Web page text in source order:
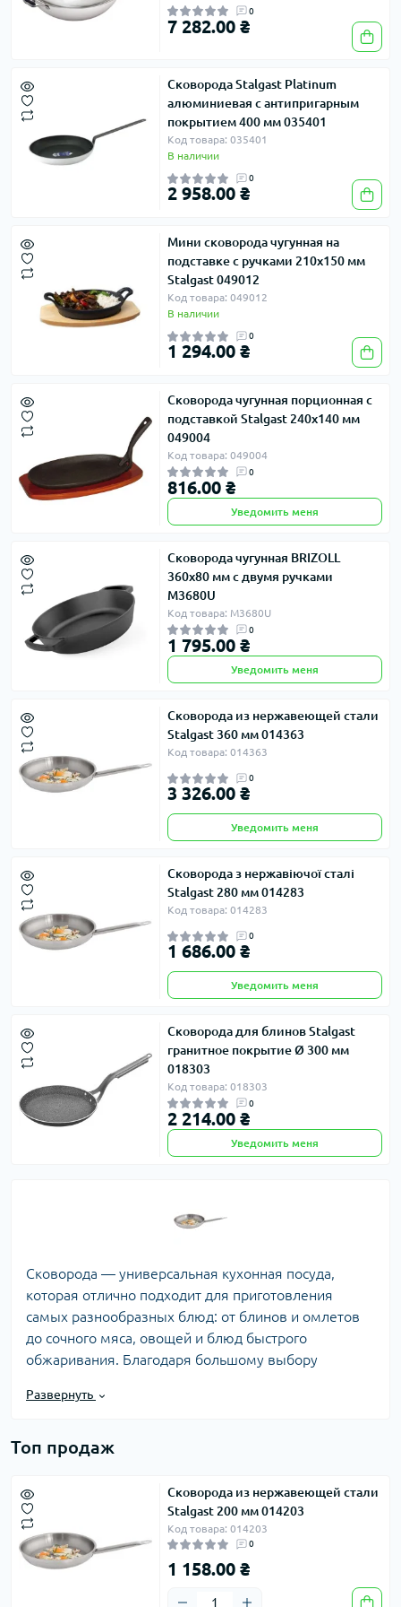
0
7 282.00 ₴
Сковорода Stalgast Platinum
алюминиевая с антипригарным
покрытием 400 мм 035401
Код товара: 035401
В наличии
0
2 958.00 ₴
Мини сковорода чугунная на
подставке с ручками 210х150 мм
Stalgast 049012
Код товара: 049012
В наличии
0
1 294.00 ₴
Сковорода чугунная порционная с
подставкой Stalgast 240x140 мм
049004
Код товара: 049004
0
816.00 ₴
Уведомить меня
Сковорода чугунная BRIZOLL
360х80 мм с двумя ручками
M3680U
Код товара: M3680U
0
1 795.00 ₴
Уведомить меня
Сковорода из нержавеющей стали
Stalgast 360 мм 014363
Код товара: 014363
0
3 326.00 ₴
Уведомить меня
Сковорода з нержавіючої сталі
Stalgast 280 мм 014283
Код товара: 014283
0
1 686.00 ₴
Уведомить меня
Сковорода для блинов Stalgast
гранитное покрытие Ø 300 мм
018303
Код товара: 018303
0
2 214.00 ₴
Уведомить меня
Сковорода — универсальная кухонная посуда,
которая отлично подходит для приготовления
самых разнообразных блюд: от блинов и омлетов
до сочного мяса, овощей и блюд быстрого
обжаривания. Благодаря большому выбору
оптимальный вариант в соответствии с
Часть моделей оснащена современным
антипригарным покрытием, предотвращающим
прилипание продуктов и позволяющим готовить с
минимальным количеством масла. Это делает
Развернуть
Топ продаж
Сковорода из нержавеющей стали
Stalgast 200 мм 014203
Код товара: 014203
0
1 158.00 ₴